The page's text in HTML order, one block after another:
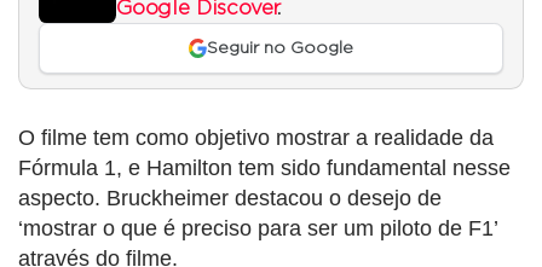
Google Discover.
Seguir no Google
O filme tem como objetivo mostrar a realidade da
Fórmula 1, e Hamilton tem sido fundamental nesse
aspecto. Bruckheimer destacou o desejo de
‘mostrar o que é preciso para ser um piloto de F1’
através do filme.